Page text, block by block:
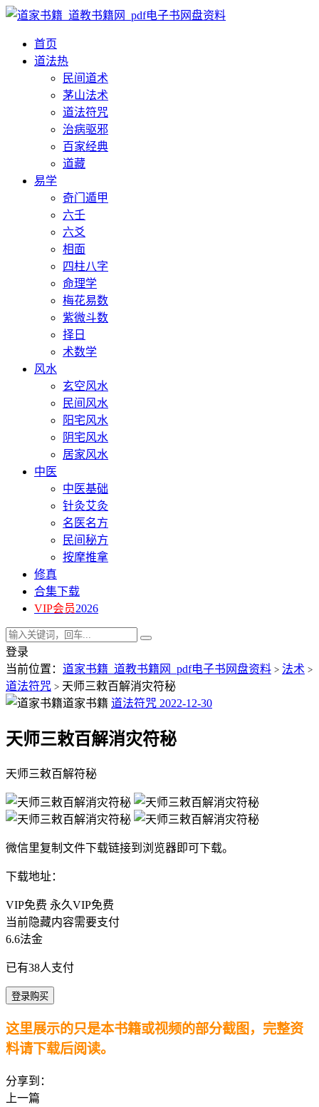
首页
道法热
民间道术
茅山法术
道法符咒
治病驱邪
百家经典
道藏
易学
奇门遁甲
六壬
六爻
相面
四柱八字
命理学
梅花易数
紫微斗数
择日
术数学
风水
玄空风水
民间风水
阳宅风水
阴宅风水
居家风水
中医
中医基础
针灸艾灸
名医名方
民间秘方
按摩推拿
修真
合集下载
VIP会员2026
登录
当前位置： 道家书籍_道教书籍网_pdf电子书网盘资料 > 法术 >
道法符咒 > 天师三敕百解消灾符秘
道家书籍 道法符咒 2022-12-30
天师三敕百解消灾符秘
天师三敕百解符秘
微信里复制文件下载链接到浏览器即可下载。
下载地址：
VIP免费 永久VIP免费
当前隐藏内容需要支付
6.6法金
已有38人支付
登录购买
这里展示的只是本书籍或视频的部分截图，完整资
料请下载后阅读。
分享到：
上一篇